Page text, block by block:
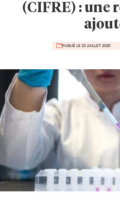
(CIFRE) : une
PUBLIÉ LE 23 JUILLET 2025